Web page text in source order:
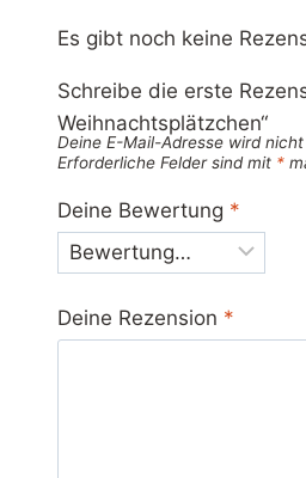
Es gibt noch keine
Schreibe die erste
Weihnachtsplätzchen“
Deine E-Mail-Adresse wird
Erforderliche Felder sind mit *
Deine Bewertung *
Deine Rezension *